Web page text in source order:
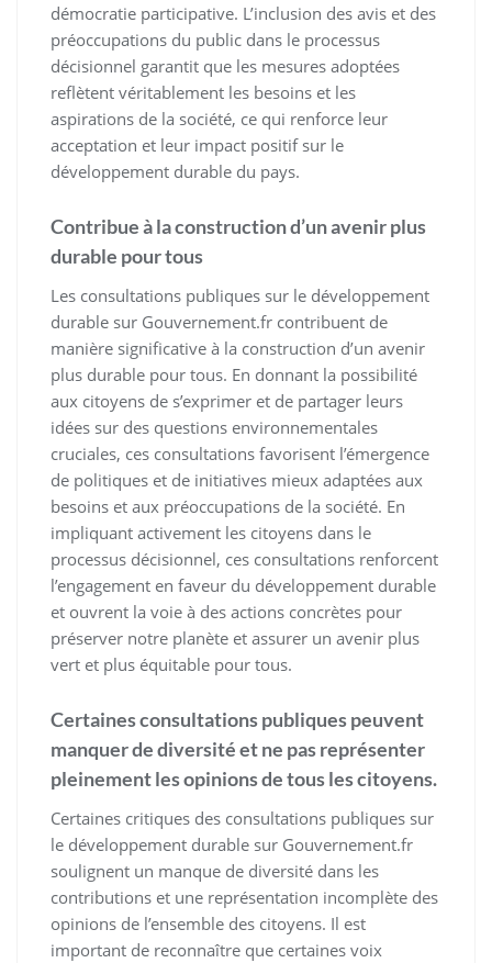
démocratie participative. L’inclusion des avis et des
préoccupations du public dans le processus
décisionnel garantit que les mesures adoptées
reflètent véritablement les besoins et les
aspirations de la société, ce qui renforce leur
acceptation et leur impact positif sur le
développement durable du pays.
Contribue à la construction d’un avenir plus
durable pour tous
Les consultations publiques sur le développement
durable sur Gouvernement.fr contribuent de
manière significative à la construction d’un avenir
plus durable pour tous. En donnant la possibilité
aux citoyens de s’exprimer et de partager leurs
idées sur des questions environnementales
cruciales, ces consultations favorisent l’émergence
de politiques et de initiatives mieux adaptées aux
besoins et aux préoccupations de la société. En
impliquant activement les citoyens dans le
processus décisionnel, ces consultations renforcent
l’engagement en faveur du développement durable
et ouvrent la voie à des actions concrètes pour
préserver notre planète et assurer un avenir plus
vert et plus équitable pour tous.
Certaines consultations publiques peuvent
manquer de diversité et ne pas représenter
pleinement les opinions de tous les citoyens.
Certaines critiques des consultations publiques sur
le développement durable sur Gouvernement.fr
soulignent un manque de diversité dans les
contributions et une représentation incomplète des
opinions de l’ensemble des citoyens. Il est
important de reconnaître que certaines voix